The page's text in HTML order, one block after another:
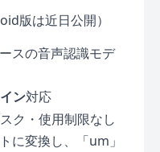
版は近日公開）
スの音声認識モデ
ン対応
ク・使用制限なし
に変換し、「um」